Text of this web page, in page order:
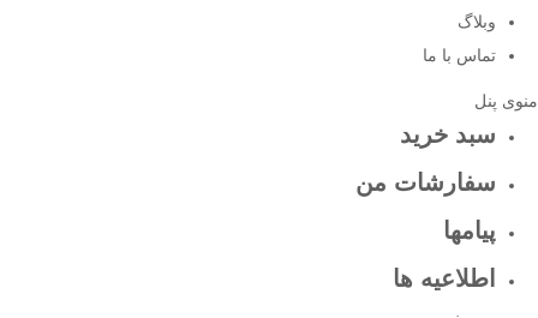
وبلاگ
تماس با ما
منوی پنل
سبد خرید
سفارشات من
پیامها
اطلاعیه ها